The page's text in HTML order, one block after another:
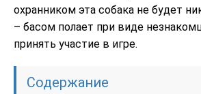
охранником эта собака не будет
– басом полает при виде
принять участие в игре.
Содержание